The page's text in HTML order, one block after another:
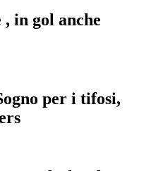
in gol anche
per i tifosi,